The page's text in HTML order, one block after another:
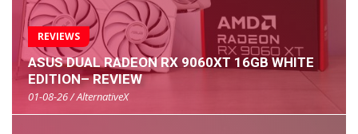
REVIEWS
ASUS DUAL RADEON RX 9060XT 16GB WHITE
EDITION– REVIEW
01-08-26 / AlternativeX